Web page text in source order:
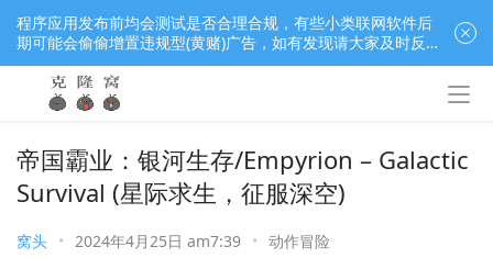
帝国霸业：银河生存/Empyrion – Galactic
Survival (星际求生，征服深空)
窝头 • 2024年4月25日 am7:39 • 动作冒险
程序应用发布前均会测试是否合理合规，有些小类联网软件后
期可能会偷偷增置违规型(黄赌)广告，如有发现请大家及时反
馈窝长进行处理，共同监督维护良好的程序应用下载社区！